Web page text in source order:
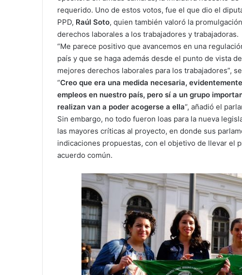
requerido. Uno de estos votos, fue el que dio el
PPD, Raúl Soto, quien también valoró la
derechos laborales a los trabajadores y trabajadoras.
“Me parece positivo que avancemos en una
país y que se haga además desde el punto de vista
mejores derechos laborales para los trabajadores”,
“Creo que era una medida necesaria,
empleos en nuestro país, pero sí a un grupo
realizan van a poder acogerse a ella“, añadió el
Sin embargo, no todo fueron loas para la nueva
las mayores críticas al proyecto, en donde sus
indicaciones propuestas, con el objetivo de llevar el
acuerdo común.